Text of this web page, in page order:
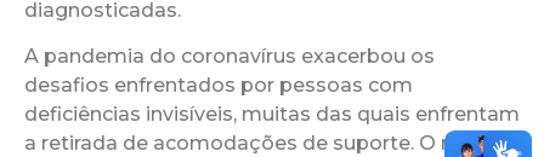
diagnosticadas.
A pandemia do coronavírus exacerbou os
desafios enfrentados por pessoas com
deficiências invisíveis, muitas das quais enfrentam
a retirada de acomodações de suporte. O número